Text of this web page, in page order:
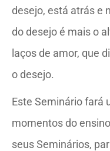
desejo, está atrás e
do desejo é mais o
laços de amor, que
o desejo.
Este Seminário fará
momentos do
seus Seminários,